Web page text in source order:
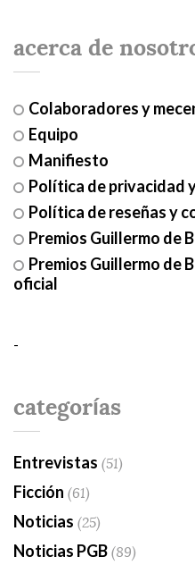
acerca de
Colaboradores y
Equipo
Manifiesto
Política de privacidad
Política de reseñas y
Premios Guillermo de
Premios Guillermo de
oficial
-
categorías
Entrevistas (51)
Ficción (61)
Noticias (25)
Noticias PGB(89)